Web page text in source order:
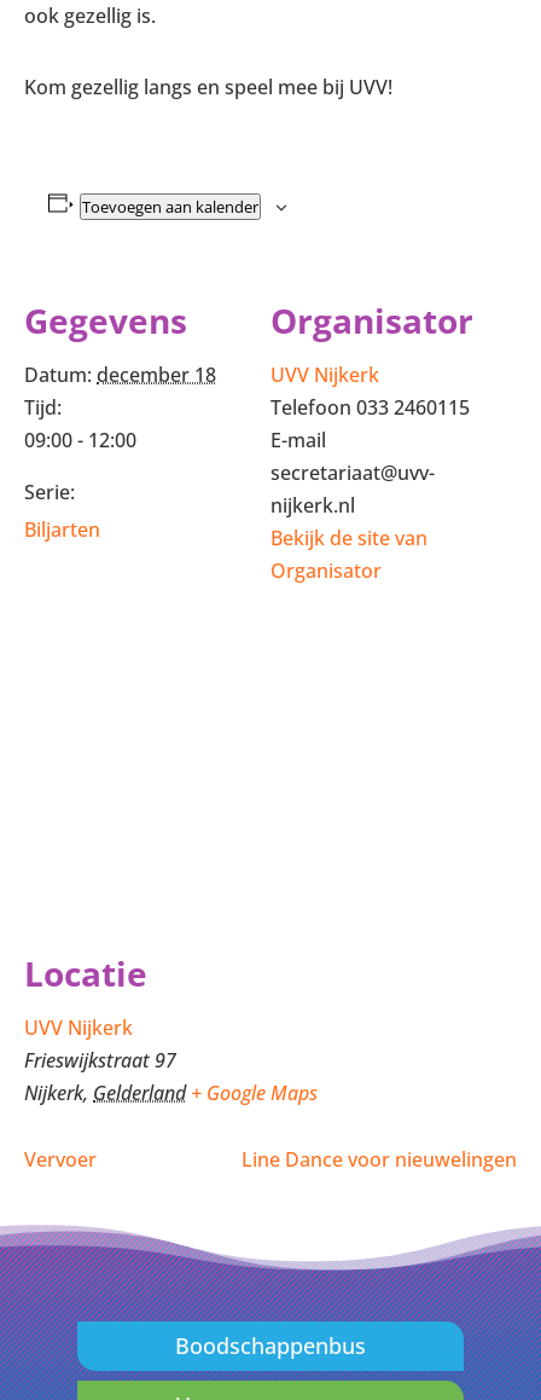
ook gezellig is.
Kom gezellig langs en speel mee bij UVV!
Toevoegen aan kalender
Gegevens
Datum: december 18
Tijd:
09:00 - 12:00
Serie:
Biljarten
Organisator
UVV Nijkerk
Telefoon 033 2460115
E-mail
secretariaat@uvv-
nijkerk.nl
Bekijk de site van
Organisator
Locatie
UVV Nijkerk
Frieswijkstraat 97
Nijkerk, Gelderland + Google Maps
Vervoer Line Dance voor nieuwelingen
Boodschappenbus